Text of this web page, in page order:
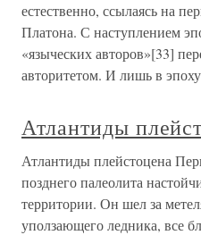
естественно, ссылаясь на
Платона. С наступлением
«языческих авторов»[33]
авторитетом. И лишь в эпоху
Атлантиды
Атлантиды плейстоцена
позднего палеолита
территории. Он шел за
уползающего ледника, все